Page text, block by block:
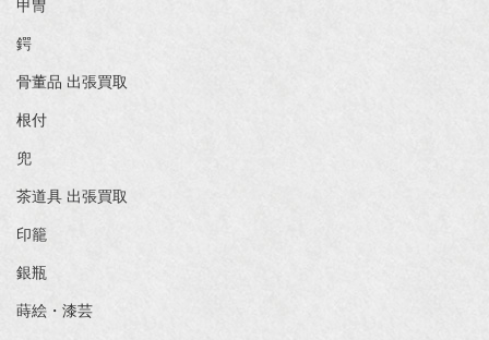
甲冑
鍔
骨董品 出張買取
根付
兜
茶道具 出張買取
印籠
銀瓶
蒔絵・漆芸